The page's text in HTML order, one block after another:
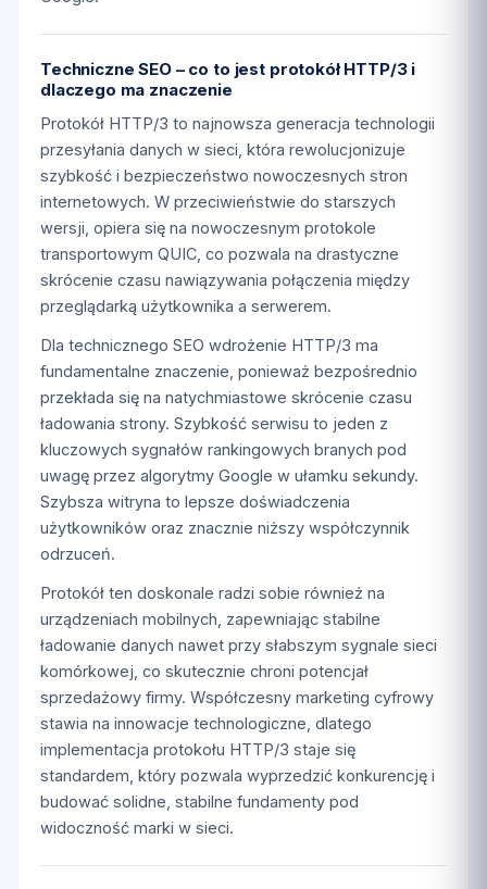
Techniczne SEO – co to jest protokół HTTP/3 i
dlaczego ma znaczenie
Protokół HTTP/3 to najnowsza generacja technologii
przesyłania danych w sieci, która rewolucjonizuje
szybkość i bezpieczeństwo nowoczesnych stron
internetowych. W przeciwieństwie do starszych
wersji, opiera się na nowoczesnym protokole
transportowym QUIC, co pozwala na drastyczne
skrócenie czasu nawiązywania połączenia między
przeglądarką użytkownika a serwerem.
Dla technicznego SEO wdrożenie HTTP/3 ma
fundamentalne znaczenie, ponieważ bezpośrednio
przekłada się na natychmiastowe skrócenie czasu
ładowania strony. Szybkość serwisu to jeden z
kluczowych sygnałów rankingowych branych pod
uwagę przez algorytmy Google w ułamku sekundy.
Szybsza witryna to lepsze doświadczenia
użytkowników oraz znacznie niższy współczynnik
odrzuceń.
Protokół ten doskonale radzi sobie również na
urządzeniach mobilnych, zapewniając stabilne
ładowanie danych nawet przy słabszym sygnale sieci
komórkowej, co skutecznie chroni potencjał
sprzedażowy firmy. Współczesny marketing cyfrowy
stawia na innowacje technologiczne, dlatego
implementacja protokołu HTTP/3 staje się
standardem, który pozwala wyprzedzić konkurencję i
budować solidne, stabilne fundamenty pod
widoczność marki w sieci.